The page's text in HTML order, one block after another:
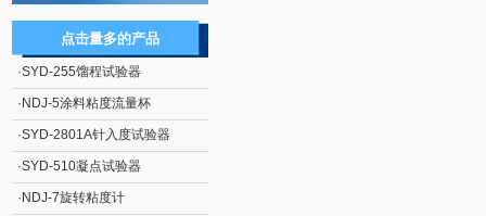
点击量多的产品
·SYD-255馏程试验器
· NDJ-5涂料粘度流量杯
·SYD-2801A针入度试验器
·SYD-510凝点试验器
· NDJ-7旋转粘度计